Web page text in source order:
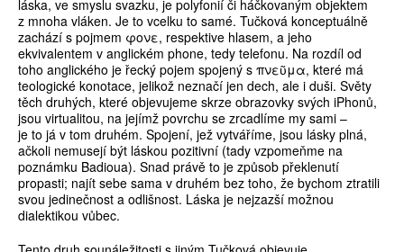
láska, ve smyslu svazku, je polyfonií či háčkovaným objektem
z mnoha vláken. Je to vcelku to samé. Tučková konceptuálně
zachází s pojmem φονε, respektive hlasem, a jeho
ekvivalentem v anglickém phone, tedy telefonu. Na rozdíl od
toho anglického je řecký pojem spojený s πνεῦμα, které má
teologické konotace, jelikož neznačí jen dech, ale i duši. Světy
těch druhých, které objevujeme skrze obrazovky svých iPhonů,
jsou virtualitou, na jejímž povrchu se zrcadlíme my sami –
je to já v tom druhém. Spojení, jež vytváříme, jsou lásky plná,
ačkoli nemusejí být láskou pozitivní (tady vzpomeňme na
poznámku Badioua). Snad právě to je způsob překlenutí
propasti; najít sebe sama v druhém bez toho, že bychom ztratili
svou jedinečnost a odlišnost. Láska je nejzazší možnou
dialektikou vůbec.